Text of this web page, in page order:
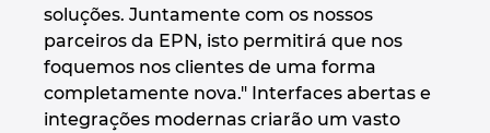
soluções. Juntamente com os nossos
parceiros da EPN, isto permitirá que nos
foquemos nos clientes de uma forma
completamente nova." Interfaces abertas e
integrações modernas criarão um vasto
Singapore
Slovakia